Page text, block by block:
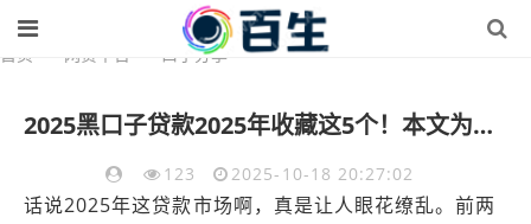
首页 网贷平台 口子分享
2025黑口子贷款2025年收藏这5个！本文为您全面揭露！
123 2025-10-18 20:27:02
话说2025年这贷款市场啊，真是让人眼花缭乱。前两